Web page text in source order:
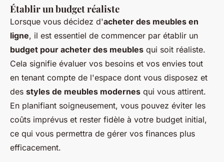
Établir un budget réaliste
Lorsque vous décidez d'acheter des meubles en
ligne, il est essentiel de commencer par établir un
budget pour acheter des meubles qui soit réaliste.
Cela signifie évaluer vos besoins et vos envies tout
en tenant compte de l'espace dont vous disposez et
des styles de meubles modernes qui vous attirent.
En planifiant soigneusement, vous pouvez éviter les
coûts imprévus et rester fidèle à votre budget initial,
ce qui vous permettra de gérer vos finances plus
efficacement.